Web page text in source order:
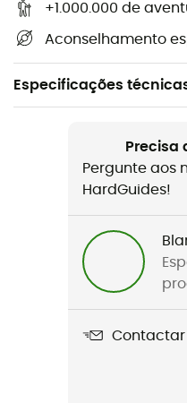
+1.000.000 de
Aconselhamento
Especificações
Nome do produto
Second hand
Novo sem etiquetas
Precisa
Pergunte aos
HardGuides!